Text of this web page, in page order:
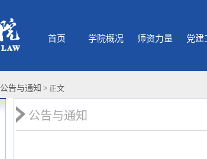
首页 学院概况 师资力量 党建
公告与通知 > 正文
公告与通知